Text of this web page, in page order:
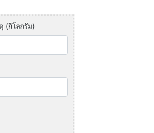
(กิโลกรัม)